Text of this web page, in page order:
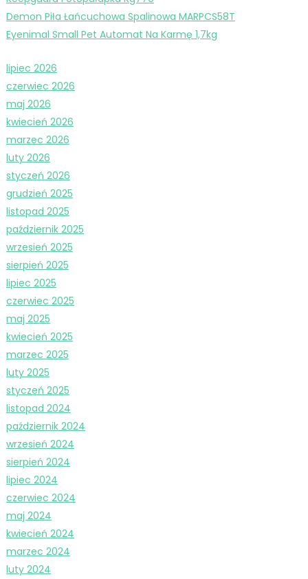
Demon Piła Łańcuchowa Spalinowa MARPCS58T
Eyenimal Small Pet Automat Na Karmę 1,7kg
lipiec 2026
czerwiec 2026
maj 2026
kwiecień 2026
marzec 2026
luty 2026
styczeń 2026
grudzień 2025
listopad 2025
październik 2025
wrzesień 2025
sierpień 2025
lipiec 2025
czerwiec 2025
maj 2025
kwiecień 2025
marzec 2025
luty 2025
styczeń 2025
listopad 2024
październik 2024
wrzesień 2024
sierpień 2024
lipiec 2024
czerwiec 2024
maj 2024
kwiecień 2024
marzec 2024
luty 2024